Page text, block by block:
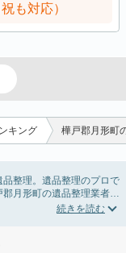
も対応）
キング 樺戸郡月形町
整理。遺品整理のプロで
月形町の遺品整理業者が
の片付け業者や遺品整理